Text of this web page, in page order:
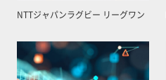
NTTジャパンラグビー リーグワン